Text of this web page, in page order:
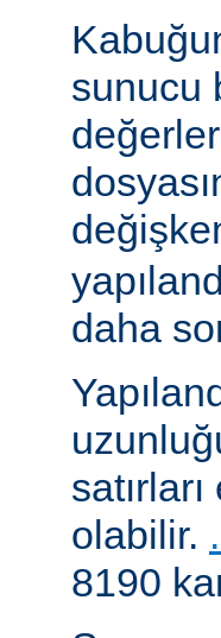
sunucu
daha
olabilir.
8190